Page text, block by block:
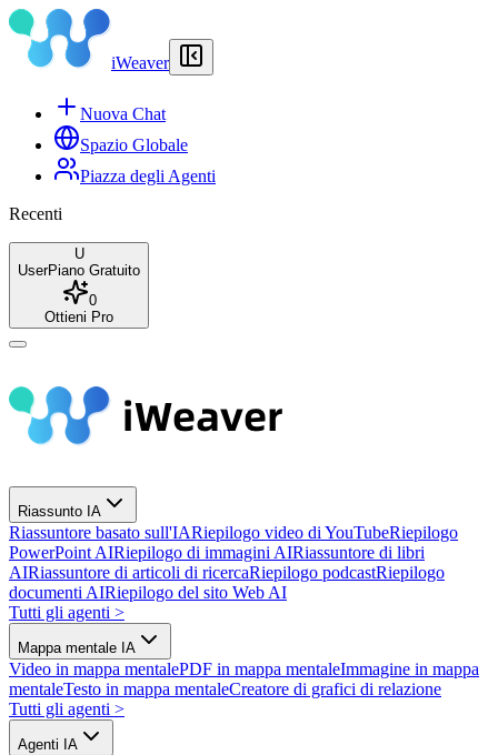
iWeaver
Nuova Chat
Spazio Globale
Piazza degli Agenti
Recenti
U
UserPiano Gratuito
0
Ottieni Pro
Riassunto IA
Riassuntore basato sull'IARiepilogo video di YouTubeRiepilogo
PowerPoint AIRiepilogo di immagini AIRiassuntore di libri
AIRiassuntore di articoli di ricercaRiepilogo podcastRiepilogo
documenti AIRiepilogo del sito Web AI
Tutti gli agenti >
Mappa mentale IA
Video in mappa mentalePDF in mappa mentaleImmagine in mappa
mentaleTesto in mappa mentaleCreatore di grafici di relazione
Tutti gli agenti >
Agenti IA